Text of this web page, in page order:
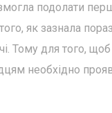
подолати
як зазнала
Тому для того, щоб
необхідно